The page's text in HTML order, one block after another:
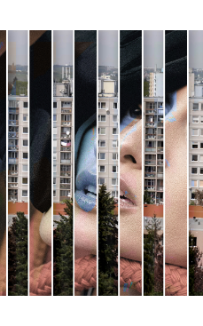
Pro děti
edu
Vše o ČT